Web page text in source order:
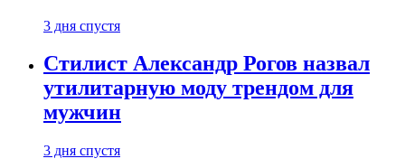
3 дня спустя
Стилист Александр Рогов назвал
утилитарную моду трендом для
мужчин
3 дня спустя